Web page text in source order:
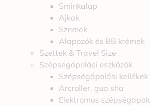
Sminkalap
Ajkak
Szemek
Alapozók és BB krémek
Szettek & Travel Size
Szépségápolási eszközök
Szépségápolási kellékek
Arcroller, gua sha
Elektromos